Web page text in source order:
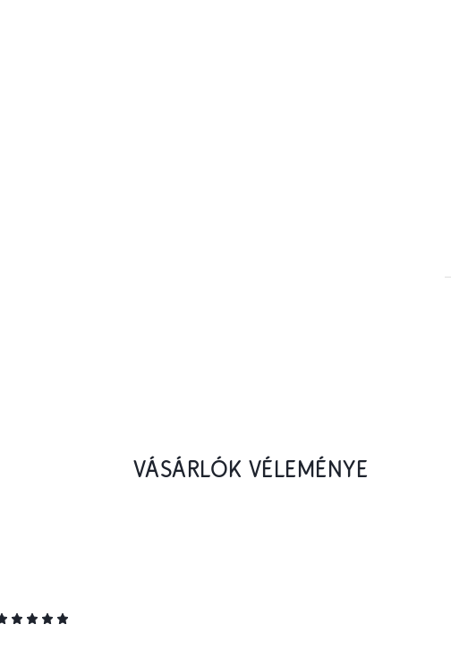
VÁSÁRLÓK VÉLEMÉNYE